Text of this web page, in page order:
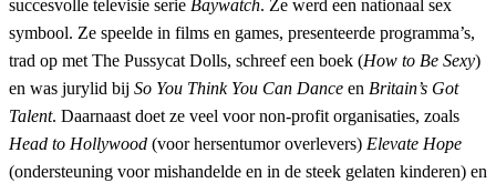
succesvolle televisie serie Baywatch. Ze werd een nationaal sex
symbool. Ze speelde in films en games, presenteerde programma’s,
trad op met The Pussycat Dolls, schreef een boek (How to Be Sexy)
en was jurylid bij So You Think You Can Dance en Britain’s Got
Talent. Daarnaast doet ze veel voor non-profit organisaties, zoals
Head to Hollywood (voor hersentumor overlevers) Elevate Hope
(ondersteuning voor mishandelde en in de steek gelaten kinderen) en